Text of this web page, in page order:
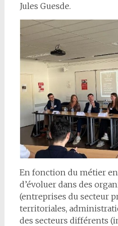
Jules Guesde.
En fonction du métier
d’évoluer dans des
(entreprises du secteur
territoriales,
des secteurs différents